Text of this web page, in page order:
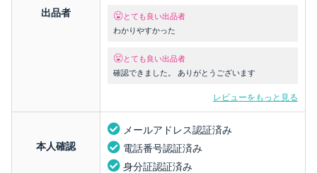
出品者
とても良い出品者
わかりやすかった
とても良い出品者
確認できました。 ありがとうございます
レビューをもっと見る
本人確認
メールアドレス認証済み
電話番号認証済み
身分証認証済み